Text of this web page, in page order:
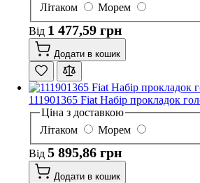
Літаком
Морем
Від 1 477,59 грн
Додати в кошик
111901365 Fiat Набір прокладок
Ціна з доставкою
Літаком
Морем
Від 5 895,86 грн
Додати в кошик